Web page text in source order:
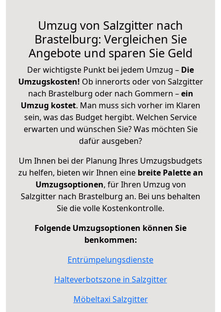
Umzug von Salzgitter nach
Brastelburg: Vergleichen Sie
Angebote und sparen Sie Geld
Der wichtigste Punkt bei jedem Umzug – Die
Umzugskosten! Ob innerorts oder von Salzgitter
nach Brastelburg oder nach Gommern –ein
Umzug kostet. Man muss sich vorher im Klaren
sein, was das Budget hergibt. Welchen Service
erwarten und wünschen Sie? Was möchten Sie
dafür ausgeben?
Um Ihnen bei der Planung Ihres Umzugsbudgets
zu helfen, bieten wir Ihnen eine breite Palette an
Umzugsoptionen, für Ihren Umzug von
Salzgitter nach Brastelburg an. Bei uns behalten
Sie die volle Kostenkontrolle.
Folgende Umzugsoptionen können Sie
benkommen:
Entrümpelungsdienste
Halteverbotszone in Salzgitter
Möbeltaxi Salzgitter